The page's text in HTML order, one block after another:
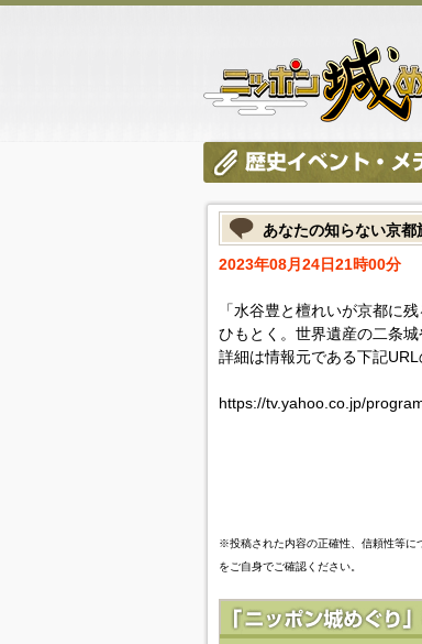
あなたの知らない京
2023年08月24日21時00分
「水谷豊と檀れいが京都に
ひもとく。世界遺産の二条
詳細は情報元である下記
https://tv.yahoo.co.jp/
※投稿された内容の正確性、信頼性等に
をご自身でご確認ください。